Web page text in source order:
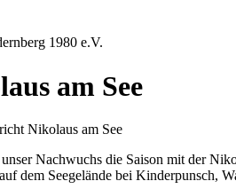
am See
Nikolaus am See
Nachwuchs die Saison mit der
dem Seegelände bei Kinderpunsch,